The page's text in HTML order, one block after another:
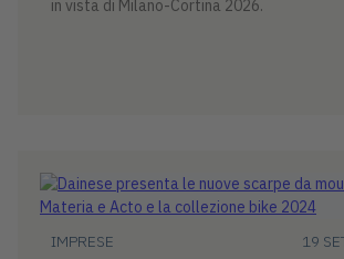
in vista di Milano-Cortina 2026.
IMPRESE 19